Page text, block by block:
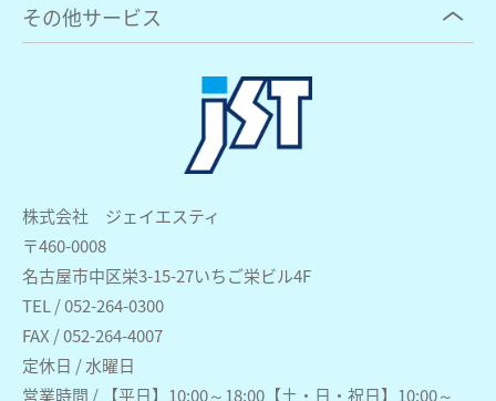
株式会社 ジェイエスティ
〒460-0008
名古屋市中区栄3-15-27いちご栄ビル4F
TEL / 052-264-0300
FAX / 052-264-4007
定休日 / 水曜日
営業時間 / 【平日】10:00～18:00【土・日・祝日】10:00～
その他サービス